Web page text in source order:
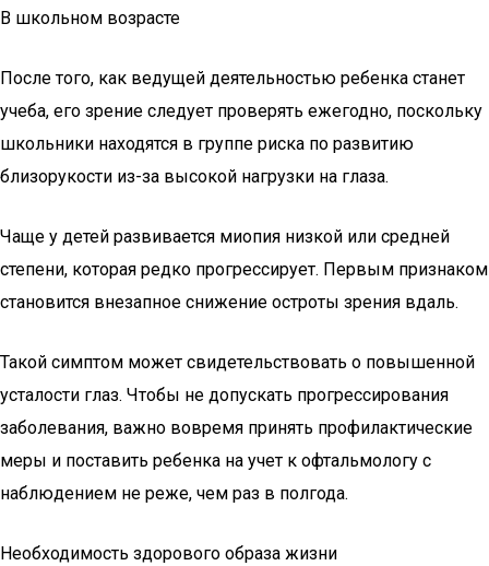
В школьном возрасте
После того, как ведущей деятельностью ребенка станет
учеба, его зрение следует проверять ежегодно, поскольку
школьники находятся в группе риска по развитию
близорукости из-за высокой нагрузки на глаза.
Чаще у детей развивается миопия низкой или средней
степени, которая редко прогрессирует. Первым признаком
становится внезапное снижение остроты зрения вдаль.
Такой симптом может свидетельствовать о повышенной
усталости глаз. Чтобы не допускать прогрессирования
заболевания, важно вовремя принять профилактические
меры и поставить ребенка на учет к офтальмологу с
наблюдением не реже, чем раз в полгода.
Необходимость здорового образа жизни